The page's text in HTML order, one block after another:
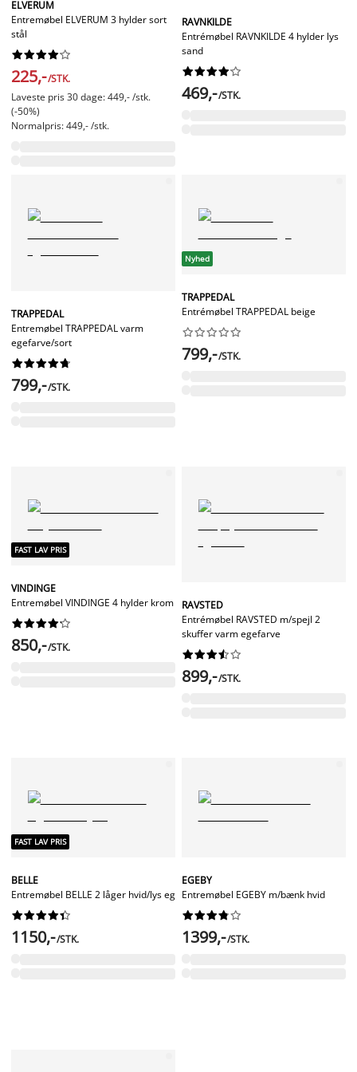
ELVERUM
Entremøbel ELVERUM 3 hylder sort
stål






225,-/STK.
Laveste pris 30 dage: 449,- /stk.
(-50%)
Normalpris: 449,- /stk.
RAVNKILDE
Entrémøbel RAVNKILDE 4 hylder lys
sand






469,-/STK.
TRAPPEDAL
Entremøbel TRAPPEDAL varm
egefarve/sort






799,-/STK.
Nyhed
TRAPPEDAL
Entrémøbel TRAPPEDAL beige






799,-/STK.
FAST LAV PRIS
VINDINGE
Entremøbel VINDINGE 4 hylder krom






850,-/STK.
RAVSTED
Entrémøbel RAVSTED m/spejl 2
skuffer varm egefarve






899,-/STK.
FAST LAV PRIS
BELLE
Entremøbel BELLE 2 låger hvid/lys eg






1150,-/STK.
EGEBY
Entremøbel EGEBY m/bænk hvid






1399,-/STK.